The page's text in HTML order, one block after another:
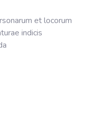
et locorum
indicis